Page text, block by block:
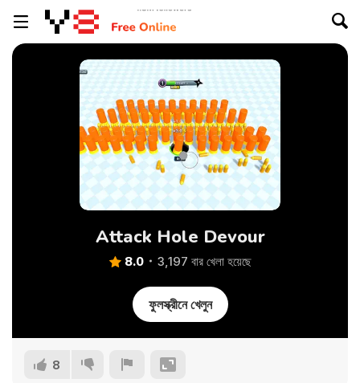
Attack Hole Devour
8.0 3,197 বার খেলা হয়েছে
ফুলস্ক্রীনে খেলুন
8